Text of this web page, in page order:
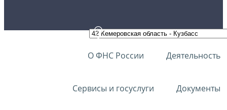
О ФНС России Деятельность
Сервисы и госуслуги Документы